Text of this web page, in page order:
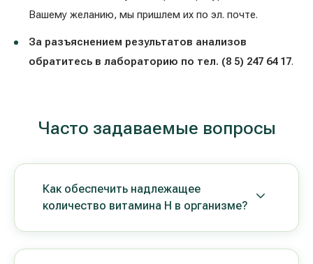
Вашему желанию, мы пришлем их по эл. почте.
За разъяснением результатов анализов
обратитесь в лабораторию по тел. (8 5) 247 64 17.
Часто задаваемые вопросы
Как обеспечить надлежащее
количество витамина Н в организме?